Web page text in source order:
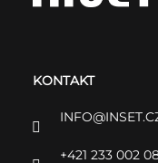
KONTAKT
INFO@
+421 233 002